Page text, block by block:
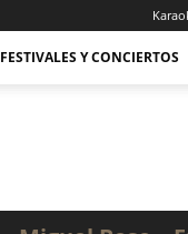
FESTIVALES Y CONCIERTOS